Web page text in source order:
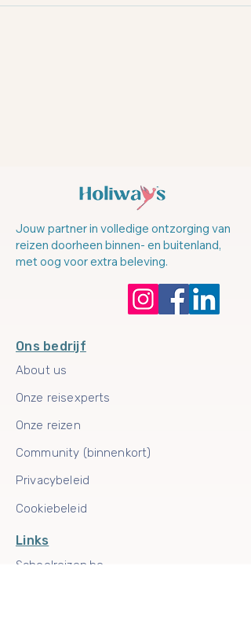
Jouw partner in volledige ontzorging van
reizen doorheen binnen- en buitenland,
met oog voor extra beleving.
Ons bedrijf
About us
Onze reisexperts
Onze reizen
Community (binnenkort)
Privacybeleid
Cookiebeleid
Links
Schoolreizen.be